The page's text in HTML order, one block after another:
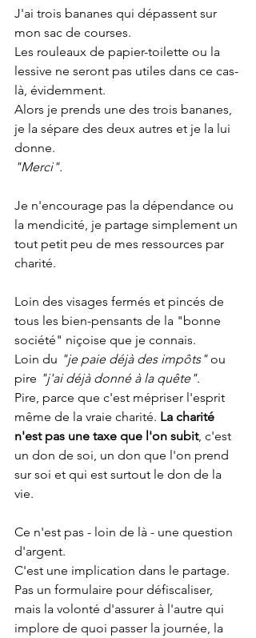
J'ai trois bananes qui dépassent sur
mon sac de courses.
Les rouleaux de papier-toilette ou la
lessive ne seront pas utiles dans ce cas-
là, évidemment.
Alors je prends une des trois bananes,
je la sépare des deux autres et je la lui
donne.
"Merci".
Je n'encourage pas la dépendance ou
la mendicité, je partage simplement un
tout petit peu de mes ressources par
charité.
Loin des visages fermés et pincés de
tous les bien-pensants de la "bonne
société" niçoise que je connais.
Loin du "je paie déjà des impôts" ou
pire "j'ai déjà donné à la quête".
Pire, parce que c'est mépriser l'esprit
même de la vraie charité. La charité
n'est pas une taxe que l'on subit, c'est
un don de soi, un don que l'on prend
sur soi et qui est surtout le don de la
vie.
Ce n'est pas - loin de là - une question
d'argent.
C'est une implication dans le partage.
Pas un formulaire pour défiscaliser,
mais la volonté d'assurer à l'autre qui
implore de quoi passer la journée, la